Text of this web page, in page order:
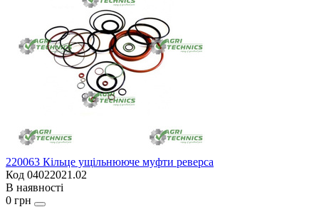
220063 Кільце ущільнююче муфти реверса
Код 04022021.02
В наявності
0 грн